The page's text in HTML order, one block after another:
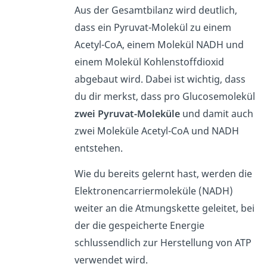
Aus der Gesamtbilanz wird deutlich,
dass ein Pyruvat-Molekül zu einem
Acetyl-CoA, einem Molekül NADH und
einem Molekül Kohlenstoffdioxid
abgebaut wird. Dabei ist wichtig, dass
du dir merkst, dass pro Glucosemolekül
zwei Pyruvat-Moleküle und damit auch
zwei Moleküle Acetyl-CoA und NADH
entstehen.
Wie du bereits gelernt hast, werden die
Elektronencarriermoleküle (NADH)
weiter an die Atmungskette geleitet, bei
der die gespeicherte Energie
schlussendlich zur Herstellung von ATP
verwendet wird.